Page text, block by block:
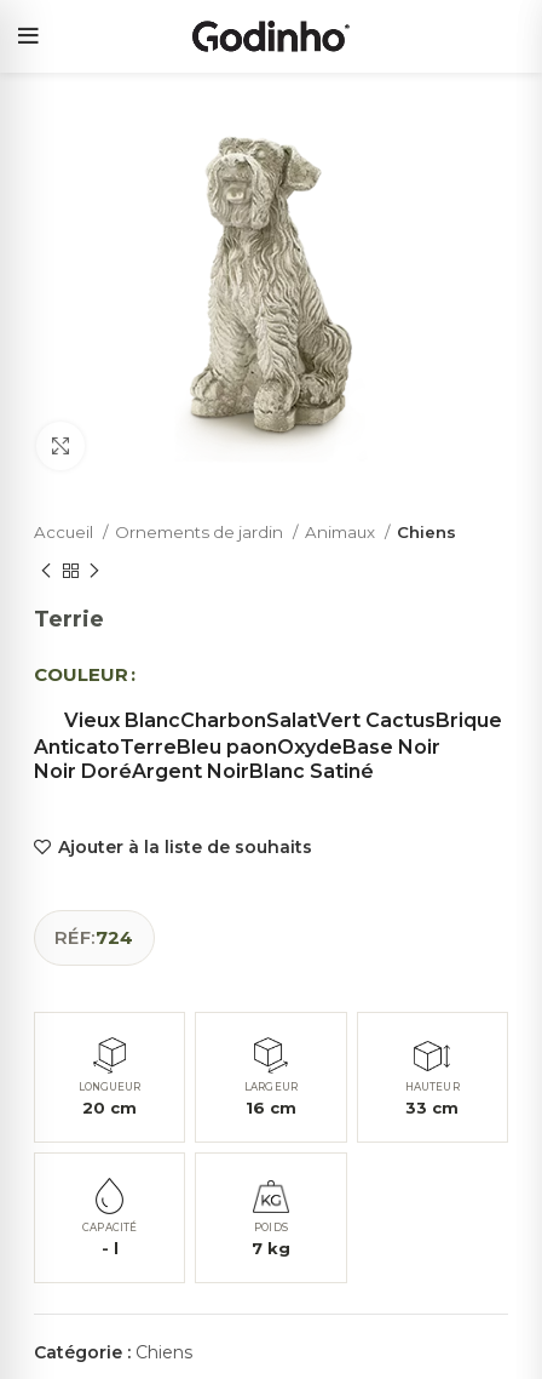
Accueil Ornements de jardin Animaux Chiens
Terrie
COULEUR
Vieux BlancCharbonSalatVert CactusBrique
AnticatoTerre Bleu paonOxyde Base Noir
Noir DoréArgent Noir Blanc Satiné
Ajouter à la liste de souhaits
RÉF:724
LONGUEUR
20 cm
LARGEUR
16 cm
HAUTEUR
33 cm
CAPACITÉ
- l
POIDS
7 kg
Catégorie : Chiens